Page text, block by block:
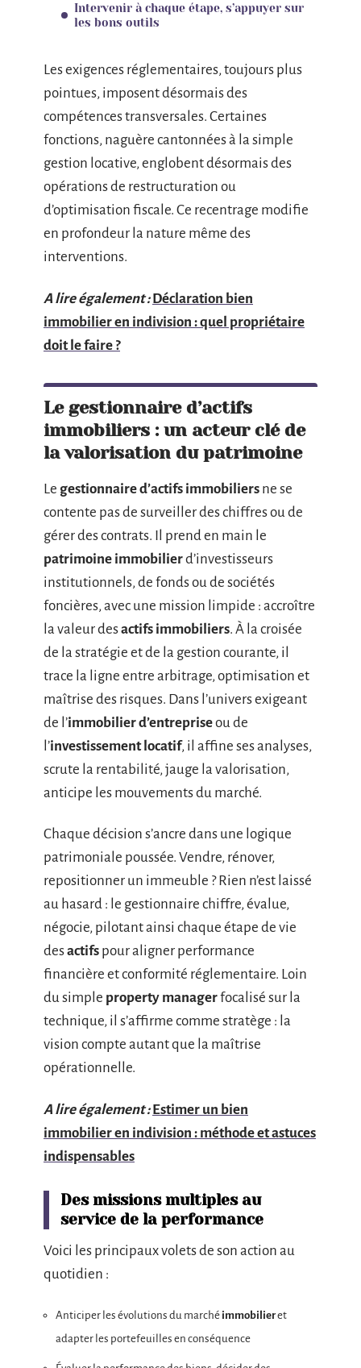
Intervenir à chaque étape, s’appuyer sur
les bons outils
Les exigences réglementaires, toujours plus
pointues, imposent désormais des
compétences transversales. Certaines
fonctions, naguère cantonnées à la simple
gestion locative, englobent désormais des
opérations de restructuration ou
d’optimisation fiscale. Ce recentrage modifie
en profondeur la nature même des
interventions.
A lire également : Déclaration bien
immobilier en indivision : quel propriétaire
doit le faire ?
Le gestionnaire d’actifs
immobiliers : un acteur clé de
la valorisation du patrimoine
Le gestionnaire d’actifs immobiliers ne se
contente pas de surveiller des chiffres ou de
gérer des contrats. Il prend en main le
patrimoine immobilierd’investisseurs
institutionnels, de fonds ou de sociétés
foncières, avec une mission limpide : accroître
la valeur desactifs immobiliers. À la croisée
de la stratégie et de la gestion courante, il
trace la ligne entre arbitrage, optimisation et
maîtrise des risques. Dans l’univers exigeant
de l’immobilier d’entrepriseou de
l’investissement locatif, il affine ses analyses,
scrute la rentabilité, jauge la valorisation,
anticipe les mouvements du marché.
Chaque décision s’ancre dans une logique
patrimoniale poussée. Vendre, rénover,
repositionner un immeuble ? Rien n’est laissé
au hasard : le gestionnaire chiffre, évalue,
négocie, pilotant ainsi chaque étape de vie
desactifs pour aligner performance
financière et conformité réglementaire. Loin
du simple property managerfocalisé sur la
technique, il s’affirme comme stratège : la
vision compte autant que la maîtrise
opérationnelle.
A lire également : Estimer un bien
immobilier en indivision : méthode et astuces
indispensables
Des missions multiples au
service de la performance
Voici les principaux volets de son action au
quotidien :
Anticiper les évolutions du marché immobilieret
adapter les portefeuilles en conséquence